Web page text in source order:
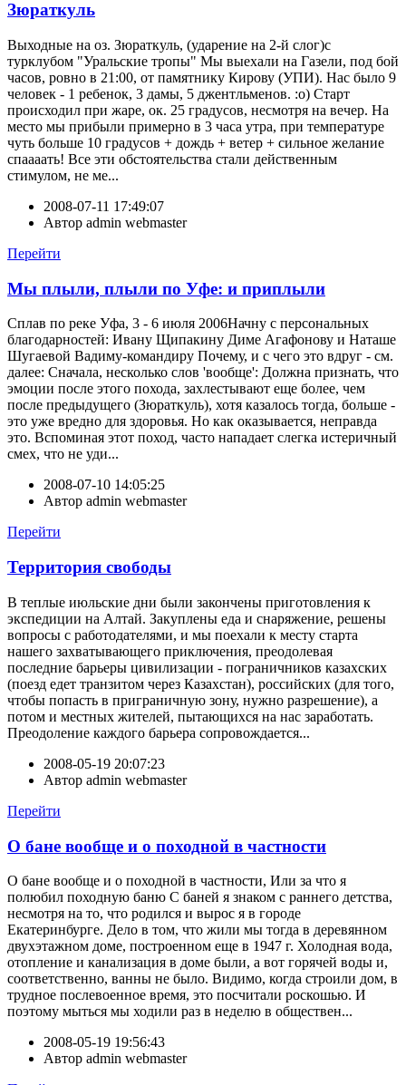
Зюраткуль
Выходные на оз. Зюраткуль, (ударение на 2-й слог)с
турклубом "Уральские тропы" Мы выехали на Газели, под бой
часов, ровно в 21:00, от памятнику Кирову (УПИ). Нас было 9
человек - 1 ребенок, 3 дамы, 5 джентльменов. :о) Старт
происходил при жаре, ок. 25 градусов, несмотря на вечер. На
место мы прибыли примерно в 3 часа утра, при температуре
чуть больше 10 градусов + дождь + ветер + сильное желание
спаааать! Все эти обстоятельства стали действенным
стимулом, не ме...
2008-07-11 17:49:07
Автор admin webmaster
Перейти
Мы плыли, плыли по Уфе: и приплыли
Сплав по реке Уфа, 3 - 6 июля 2006Начну с персональных
благодарностей: Ивану Щипакину Диме Агафонову и Наташе
Шугаевой Вадиму-командиру Почему, и с чего это вдруг - см.
далее: Сначала, несколько слов 'вообще': Должна признать, что
эмоции после этого похода, захлестывают еще более, чем
после предыдущего (Зюраткуль), хотя казалось тогда, больше -
это уже вредно для здоровья. Но как оказывается, неправда
это. Вспоминая этот поход, часто нападает слегка истеричный
смех, что не уди...
2008-07-10 14:05:25
Автор admin webmaster
Перейти
Территория свободы
В теплые июльские дни были закончены приготовления к
экспедиции на Алтай. Закуплены еда и снаряжение, решены
вопросы с работодателями, и мы поехали к месту старта
нашего захватывающего приключения, преодолевая
последние барьеры цивилизации - пограничников казахских
(поезд едет транзитом через Казахстан), российских (для того,
чтобы попасть в приграничную зону, нужно разрешение), а
потом и местных жителей, пытающихся на нас заработать.
Преодоление каждого барьера сопровождается...
2008-05-19 20:07:23
Автор admin webmaster
Перейти
О бане вообще и о походной в частности
О бане вообще и о походной в частности, Или за что я
полюбил походную баню С баней я знаком с раннего детства,
несмотря на то, что родился и вырос я в городе
Екатеринбурге. Дело в том, что жили мы тогда в деревянном
двухэтажном доме, построенном еще в 1947 г. Холодная вода,
отопление и канализация в доме были, а вот горячей воды и,
соответственно, ванны не было. Видимо, когда строили дом, в
трудное послевоенное время, это посчитали роскошью. И
поэтому мыться мы ходили раз в неделю в обществен...
2008-05-19 19:56:43
Автор admin webmaster